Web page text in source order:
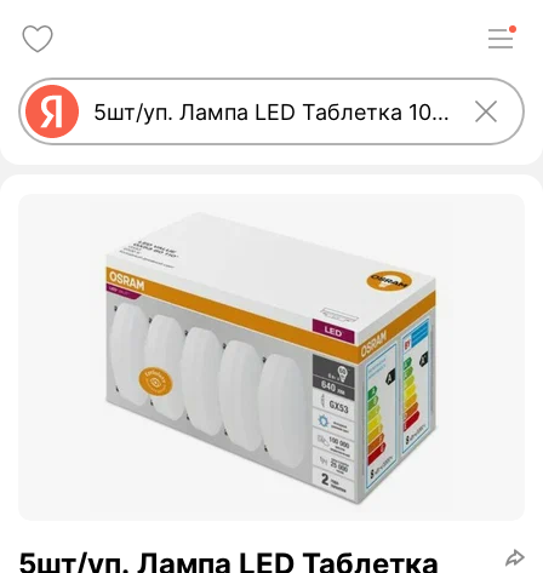
5шт/уп. Лампа LED Таблетка